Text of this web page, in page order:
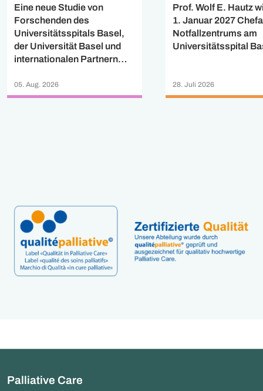
Eine neue Studie von
Forschenden des
Universitätsspitals Basel,
der Universität Basel und
internationalen Partnern
Blutmarker künftig helfen
könnte, das Fortschreiten
05. Aug. 2026
Prof. Wolf E. Hautz
1. Januar 2027
Notfallzentrums am
Universitätsspital
28. Juli 2026
Palliative Care